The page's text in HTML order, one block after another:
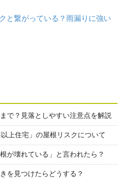
と繋がっている？雨漏りに強い
で？見落としやすい注意点を解説
上住宅」の屋根リスクについて
が壊れている」と言われたら？
を見つけたらどうする？